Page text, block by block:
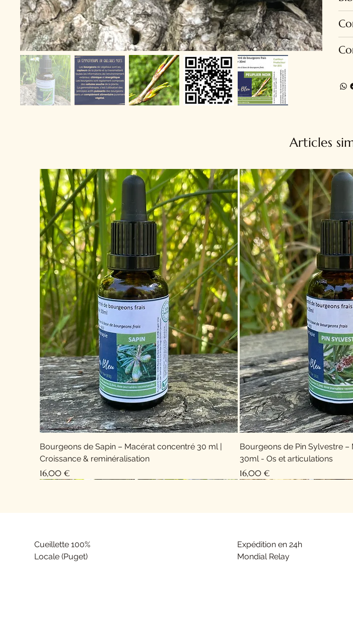
Articles
Bourgeons de Sapin – Macérat concentré 30 ml |
Croissance & reminéralisation
Prix
16,00 €
Bourgeons de Pin Sylvestre
30ml - Os et articulations
Prix
16,00 €
Cueillette 100%
Locale (Puget)
Expédition en 24h
Mondial Relay